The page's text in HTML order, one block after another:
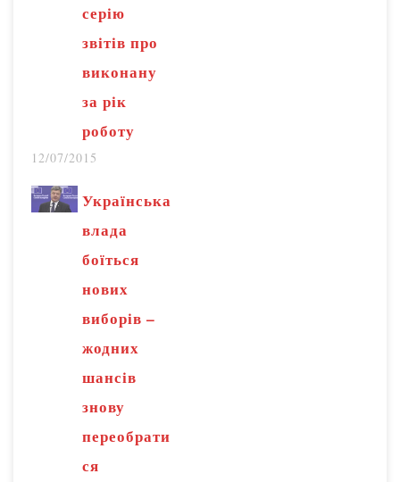
серію
звітів про
виконану
за рік
роботу
12/07/2015
Українська
влада
боїться
нових
виборів –
жодних
шансів
знову
переобрати
ся